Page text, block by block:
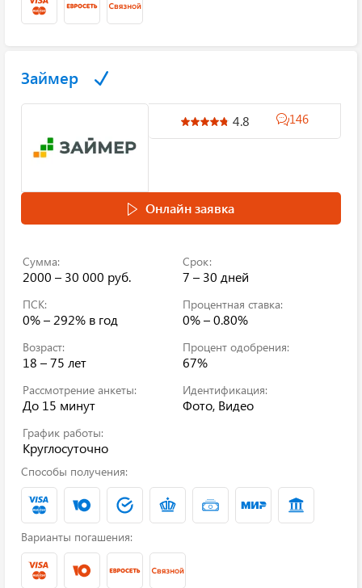
Займер
4.8 146
Онлайн заявка
Сумма:
2000 – 30 000 руб.
Срок:
7 – 30 дней
ПСК:
0% – 292% в год
Процентная ставка:
0% – 0.80%
Возраст:
18 – 75 лет
Процент одобрения:
67%
Рассмотрение анкеты:
До 15 минут
Идентификация:
Фото, Видео
График работы:
Круглосуточно
Способы получения:
Варианты погашения: